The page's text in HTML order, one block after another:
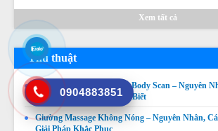
Xem tất cả
Thủ thuật
Ghế Massage Không Quét Body Scan – Nguyên
Phục Và Những Điều Cần Biết
Giường Massage Không Nóng – Nguyên Nhân,
Giải Pháp Khắc Phục
0904883851